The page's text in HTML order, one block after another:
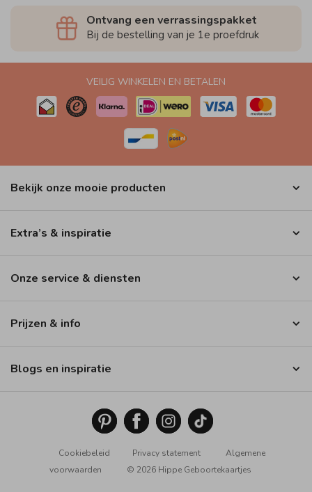
Ontvang een verrassingspakket
Bij de bestelling van je 1e proefdruk
VEILIG WINKELEN EN BETALEN
Bekijk onze mooie producten
Extra’s & inspiratie
Onze service & diensten
Prijzen & info
Blogs en inspiratie
Cookiebeleid Privacy statement
Algemene
voorwaarden
© 2026 Hippe Geboortekaartjes